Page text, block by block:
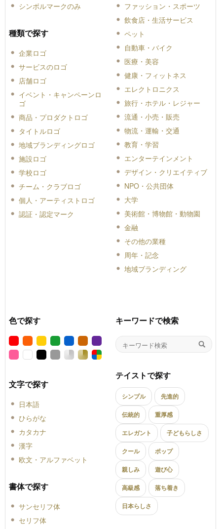
シンボルマークのみ
種類で探す
企業ロゴ
サービスのロゴ
店舗ロゴ
イベント・キャンペーンロ
ゴ
商品・プロダクトロゴ
タイトルロゴ
地域ブランディングロゴ
施設ロゴ
学校ロゴ
チーム・クラブロゴ
個人・アーティストロゴ
認証・認定マーク
ファッション・スポーツ
飲食店・生活サービス
ペット
自動車・バイク
医療・美容
健康・フィットネス
エレクトロニクス
旅行・ホテル・レジャー
流通・小売・販売
物流・運輸・交通
教育・学習
エンターテインメント
デザイン・クリエイティブ
NPO・公共団体
大学
美術館・博物館・動物園
金融
その他の業種
周年・記念
地域ブランディング
色で探す
文字で探す
日本語
ひらがな
カタカナ
漢字
欧文・アルファベット
書体で探す
サンセリフ体
セリフ体
キーワードで検索
テイストで探す
シンプル 先進的
伝統的 重厚感
エレガント 子どもらしさ
クール ポップ
親しみ 遊び心
高級感 落ち着き
日本らしさ